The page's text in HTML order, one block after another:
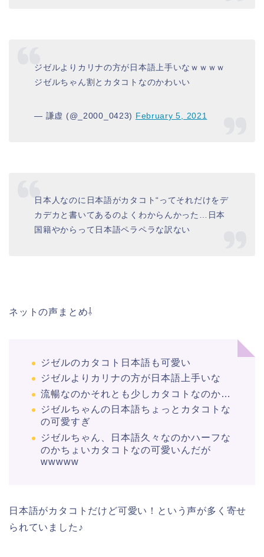
ジゼルよりカリナの方が日本語上手いなｗｗｗｗ
ジゼルちゃん割とカタコトなのかわいい
— 謙虚 (@_2000_0423) February 5, 2021
日本人なのに 日本語がカタコト“ってそれだけをデ
カデカと書いてあるのよくわからんかった…日本
国籍やからって 日本語ペラペラな訳ない
ネットの声まとめ⇩
ジゼルのカタコト日本語も可愛い
ジゼルよりカリナの方が日本語上手いな
流暢なのかそれとも少しカタコトなのか…
ジゼルちゃんの 日本語ちょっと カタコト な
の可愛すぎ
ジゼルちゃん、 日本語久々なのかハーフな
のかちょい カタコト なの可愛いんだが
wwwww
日本語がカタコトだけど可愛い！という声が多く寄せ
られていました♪